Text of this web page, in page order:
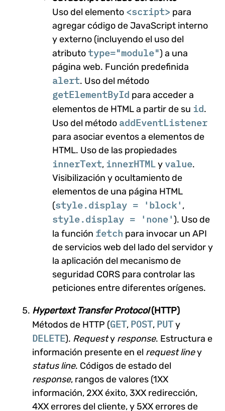
Uso del elemento <script> para
agregar código de JavaScript interno
y externo (incluyendo el uso del
atributotype="module") a una
página web. Función predefinida
alert. Uso del método
getElementById para acceder a
elementos de HTML a partir de su id.
Uso del método addEventListener
para asociar eventos a elementos de
HTML. Uso de las propiedades
innerText, innerHTMLy value.
Visibilización y ocultamiento de
elementos de una página HTML
(style.display = 'block' ,
style.display = 'none'). Uso de
la función fetch para invocar un API
de servicios web del lado del servidor y
la aplicación del mecanismo de
seguridad CORS para controlar las
peticiones entre diferentes orígenes.
Hypertext Transfer Protocol(HTTP)
Métodos de HTTP (GET, POST, PUTy
DELETE). Requesty response. Estructura e
información presente en el request liney
status line. Códigos de estado del
response, rangos de valores (1XX
información, 2XX éxito, 3XX redirección,
4XX errores del cliente, y 5XX errores de